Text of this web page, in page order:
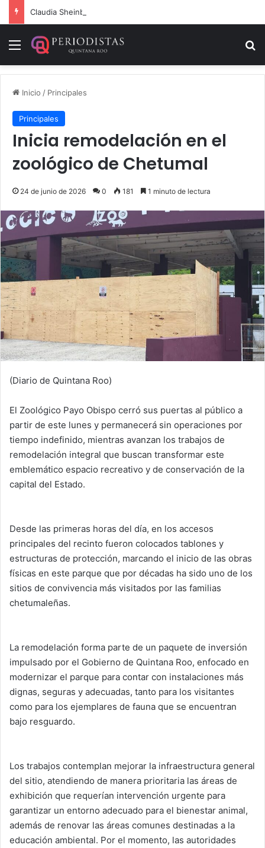
Menú
Inicio / Principales
Principales
Inicia remodelación en el
zoológico de Chetumal
24 de junio de 2026 0 181 1 minuto de lectura
(Diario de Quintana Roo)
El Zoológico Payo Obispo cerró sus puertas al público a
partir de este lunes y permanecerá sin operaciones por
tiempo indefinido, mientras avanzan los trabajos de
remodelación integral que buscan transformar este
emblemático espacio recreativo y de conservación de la
capital del Estado.
Desde las primeras horas del día, en los accesos
principales del recinto fueron colocados tablones y
estructuras de protección, marcando el inicio de las obras
físicas en este parque que por décadas ha sido uno de los
sitios de convivencia más visitados por las familias
chetumaleñas.
La remodelación forma parte de un paquete de inversión
impulsado por el Gobierno de Quintana Roo, enfocado en
modernizar el parque para contar con instalaciones más
dignas, seguras y adecuadas, tanto para los visitantes
como para los ejemplares de fauna que se encuentran
bajo resguardo.
Los trabajos contemplan mejorar la infraestructura general
del sitio, atendiendo de manera prioritaria las áreas de
exhibición que requerían intervención urgente para
garantizar un entorno adecuado para el bienestar animal,
además de renovar las áreas comunes destinadas a la
educación ambiental. Por el momento, las autoridades